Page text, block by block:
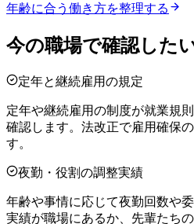
年齢に合う働き方を整理する
今の職場で確認した
定年と継続雇用の規定
定年や継続雇用の制度が就業規
確認します。法改正で雇用確保
す。
夜勤・役割の調整実績
年齢や事情に応じて夜勤回数や
実績が職場にあるか、先輩たち